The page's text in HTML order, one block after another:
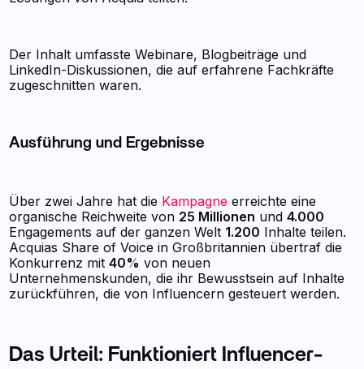
Der Inhalt umfasste Webinare, Blogbeiträge und
LinkedIn-Diskussionen, die auf erfahrene Fachkräfte
zugeschnitten waren.
Ausführung und Ergebnisse
Über zwei Jahre hat die Kampagne erreichte eine
organische Reichweite von 25 Millionen und4.000
Engagements auf der ganzen Welt 1.200 Inhalte teilen.
Acquias Share of Voice in Großbritannien übertraf die
Konkurrenz mit40% von neuen
Unternehmenskunden, die ihr Bewusstsein auf Inhalte
zurückführen, die von Influencern gesteuert werden.
Das Urteil: Funktioniert Influencer-